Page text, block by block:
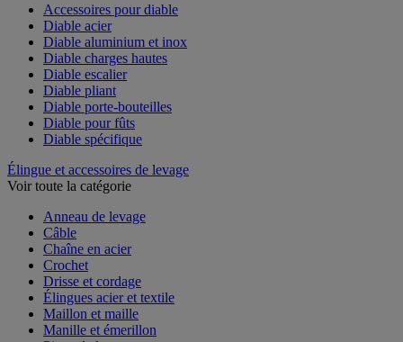
Accessoires pour diable
Diable acier
Diable aluminium et inox
Diable charges hautes
Diable escalier
Diable pliant
Diable porte-bouteilles
Diable pour fûts
Diable spécifique
Élingue et accessoires de levage
Voir toute la catégorie
Anneau de levage
Câble
Chaîne en acier
Crochet
Drisse et cordage
Élingues acier et textile
Maillon et maille
Manille et émerillon